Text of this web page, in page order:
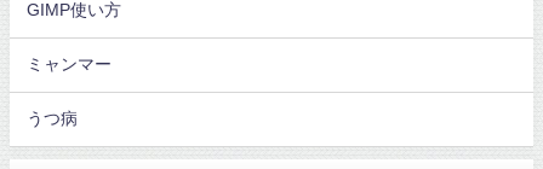
GIMP使い方
ミャンマー
うつ病